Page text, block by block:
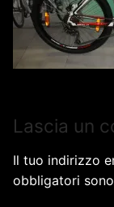
Lascia un
Il tuo indirizzo
obbligatori